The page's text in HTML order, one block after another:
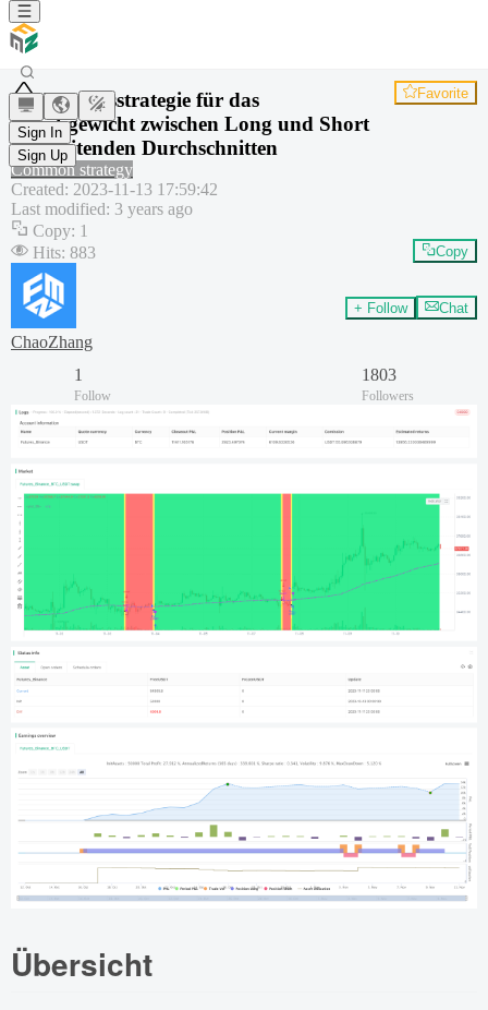
Sign In
Sign Up
Handelsstrategie für das
Gleichgewicht zwischen Long und Short
mit gleitenden Durchschnitten
Favorite
Common strategy
Created: 2023-11-13 17:59:42
Last modified: 3 years ago
Copy: 1
Hits: 883 Copy
ChaoZhang
+ Follow Chat
1
Follow
1803
Followers
Übersicht